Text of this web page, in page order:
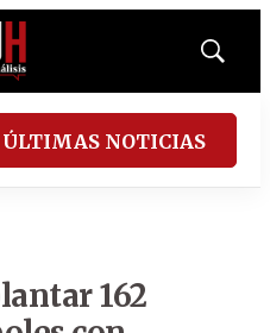
Mostrar
ÚLTIMAS NOTICIAS
162